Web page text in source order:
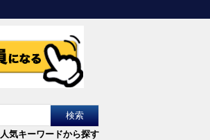
人気キーワードから探す